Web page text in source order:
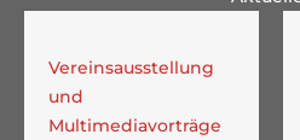
Vereinsausstellung
und
Multimediavorträge